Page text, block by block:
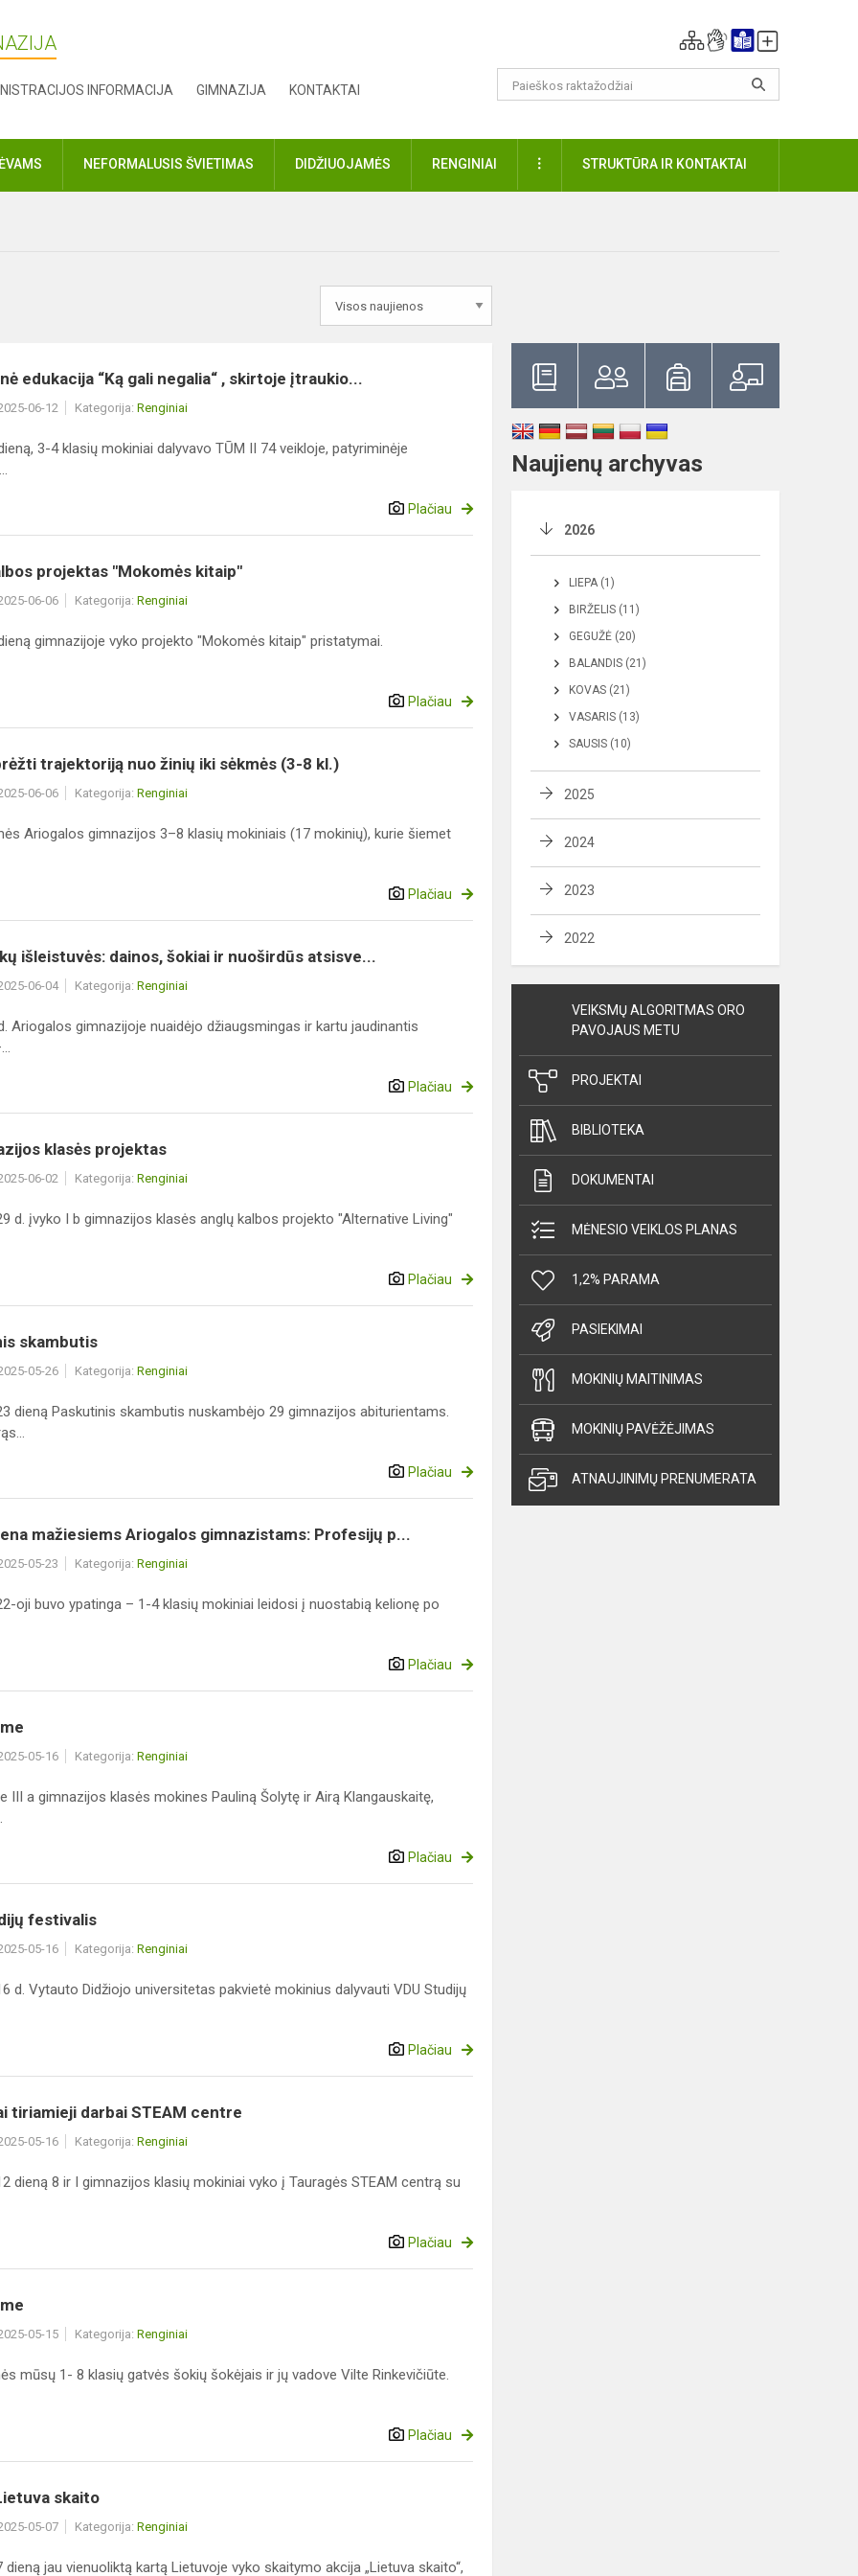
INFORMACIJA GIMNAZIJA KONTAKTAI
NEFORMALUSIS ŠVIETIMAS DIDŽIUOJAMĖS RENGINIAI DAUGIAUSTRUKTŪRA IR KONTAKTAI
edukacija “Ką gali negalia“ , skirtoje įtraukio...
06-12 Kategorija: Renginiai
3-4 klasių mokiniai dalyvavo TŪM II 74 veikloje, patyriminėje
Plačiau
projektas "Mokomės kitaip"
06-06 Kategorija: Renginiai
gimnazijoje vyko projekto "Mokomės kitaip" pristatymai.
Plačiau
trajektoriją nuo žinių iki sėkmės (3-8 kl.)
06-06 Kategorija: Renginiai
Ariogalos gimnazijos 3–8 klasių mokiniais (17 mokinių), kurie šiemet
Plačiau
išleistuvės: dainos, šokiai ir nuoširdūs atsisve...
06-04 Kategorija: Renginiai
Ariogalos gimnazijoje nuaidėjo džiaugsmingas ir kartu jaudinantis
Plačiau
klasės projektas
06-02 Kategorija: Renginiai
d. įvyko I b gimnazijos klasės anglų kalbos projekto "Alternative Living"
Plačiau
skambutis
05-26 Kategorija: Renginiai
dieną Paskutinis skambutis nuskambėjo 29 gimnazijos abiturientams.
Plačiau
mažiesiems Ariogalos gimnazistams: Profesijų p...
05-23 Kategorija: Renginiai
oji buvo ypatinga – 1-4 klasių mokiniai leidosi į nuostabią kelionę po
Plačiau
05-16 Kategorija: Renginiai
III a gimnazijos klasės mokines Pauliną Šolytę ir Airą Klangauskaitę,
Plačiau
festivalis
05-16 Kategorija: Renginiai
d. Vytauto Didžiojo universitetas pakvietė mokinius dalyvauti VDU Studijų
Plačiau
tiriamieji darbai STEAM centre
05-16 Kategorija: Renginiai
dieną 8 ir I gimnazijos klasių mokiniai vyko į Tauragės STEAM centrą su
Plačiau
05-15 Kategorija: Renginiai
mūsų 1- 8 klasių gatvės šokių šokėjais ir jų vadove Vilte Rinkevičiūte.
Plačiau
skaito
05-07 Kategorija: Renginiai
dieną jau vienuoliktą kartą Lietuvoje vyko skaitymo akcija „Lietuva skaito“,
Naujienų archyvas
2026
LIEPA (1)
BIRŽELIS (11)
GEGUŽĖ (20)
BALANDIS (21)
KOVAS (21)
VASARIS (13)
SAUSIS (10)
2025
2024
2023
2022
VEIKSMŲ ALGORITMAS ORO
PAVOJAUS METU
PROJEKTAI
BIBLIOTEKA
DOKUMENTAI
MĖNESIO VEIKLOS PLANAS
1,2% PARAMA
PASIEKIMAI
MOKINIŲ MAITINIMAS
MOKINIŲ PAVĖŽĖJIMAS
ATNAUJINIMŲ PRENUMERATA